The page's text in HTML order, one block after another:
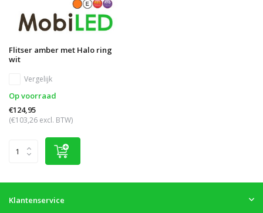
Flitser amber met Halo ring
wit
Vergelijk
Op voorraad
€124,95
(€103,26 excl. BTW)
Klantenservice